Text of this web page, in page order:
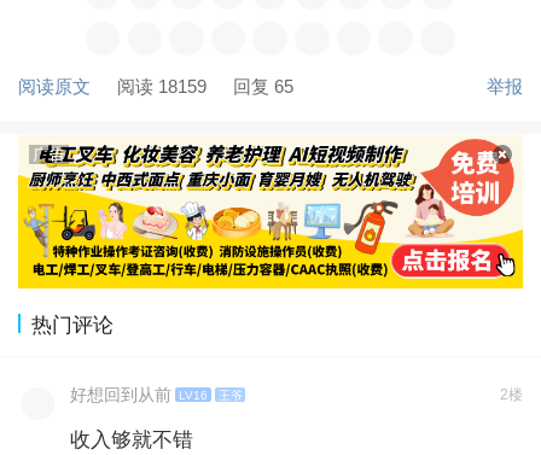
阅读原文 阅读 18159 回复 65 举报
热门评论
好想回到从前 LV16 王爷 2楼
收入够就不错